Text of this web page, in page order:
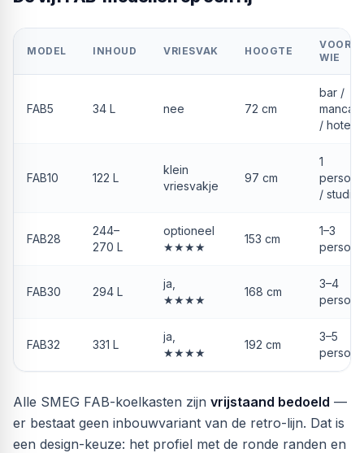
MODEL INHOUD VRIESVAK HOOGTE
VOOR
WIE
FAB5 34 L nee 72 cm
bar /
/ hotel
FAB10 122 L
klein
vriesvakje
97 cm
1
persoon
/ studio
FAB28
244–
270 L
optioneel
★★★★
153 cm
1–3
FAB30 294 L
ja,
★★★★
168 cm
3–4
FAB32 331 L
ja,
★★★★
192 cm
3–5
Alle SMEG FAB-koelkasten zijn vrijstaand bedoeld —
er bestaat geen inbouwvariant van de retro-lijn. Dat is
een design-keuze: het profiel met de ronde randen en